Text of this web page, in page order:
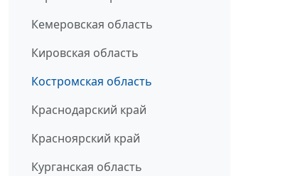
Кемеровская область
Кировская область
Костромская область
Краснодарский край
Красноярский край
Курганская область